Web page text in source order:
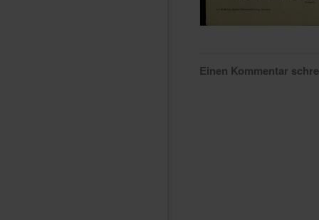
Einen Kommentar